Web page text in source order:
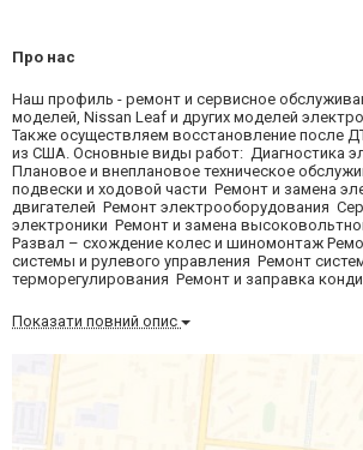
Про нас
Наш профиль - ремонт и сервисное
моделей, Nissan Leaf и других моделей
Также осуществляем восстановление после
из США. Основные виды работ: Диагностика
Плановое и внеплановое техническое
подвески и ходовой части Ремонт и замена
двигателей Ремонт электрооборудования
электроники Ремонт и замена
Развал – схождение колес и шиномонтаж
системы и рулевого управления Ремонт
терморегулирования Ремонт и заправка
Показати повний опис